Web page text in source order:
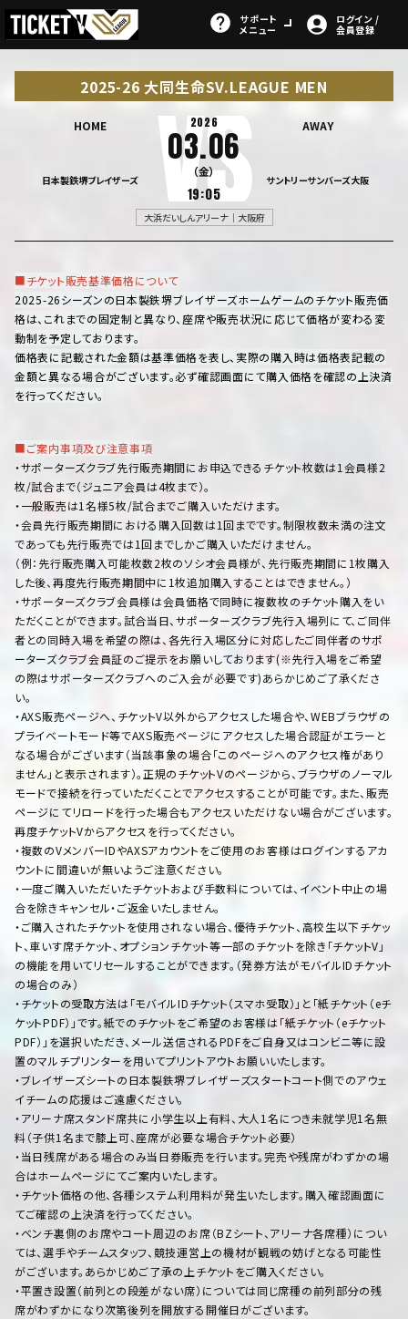
サポート
メニュー
ログイン /
会員登録
2025-26 大同生命SV.LEAGUE MEN
HOME
日本製鉄堺ブレイザーズ
2026
03.06
（金）
19:05
AWAY
サントリーサンバーズ大阪
大浜だいしんアリーナ｜大阪府
■チケット販売基準価格について
2025-26シーズンの日本製鉄堺ブレイザーズホームゲームのチケット販売価
格は、これまでの固定制と異なり、座席や販売状況に応じて価格が変わる変
動制を予定しております。
価格表に記載された金額は基準価格を表し、実際の購入時は価格表記載の
金額と異なる場合がございます。必ず確認画面にて購入価格を確認の上決済
を行ってください。
■ご案内事項及び注意事項
・サポーターズクラブ先行販売期間にお申込できるチケット枚数は1会員様2
枚/試合まで（ジュニア会員は4枚まで）。
・一般販売は1名様5枚/試合までご購入いただけます。
・会員先行販売期間における購入回数は1回までです。制限枚数未満の注文
であっても先行販売では1回までしかご購入いただけません。
（例：先行販売購入可能枚数2枚のソシオ会員様が、先行販売期間に1枚購入
した後、再度先行販売期間中に1枚追加購入することはできません。）
・サポーターズクラブ会員様は会員価格で同時に複数枚のチケット購入をい
ただくことができます。試合当日、サポーターズクラブ先行入場列にて、ご同伴
者との同時入場を希望の際は、各先行入場区分に対応したご同伴者のサポ
ーターズクラブ会員証のご提示をお願いしております(※先行入場をご希望
の際はサポーターズクラブへのご入会が必要です)あらかじめご了承くださ
い。
・AXS販売ページへ、チケットV以外からアクセスした場合や、WEBブラウザの
プライベートモード等でAXS販売ページにアクセスした場合認証がエラーと
なる場合がございます（当該事象の場合「このページへのアクセス権があり
ません」と表示されます）。正規のチケットVのページから、ブラウザのノーマル
モードで接続を行っていただくことでアクセスすることが可能です。また、販売
ページにてリロードを行った場合もアクセスいただけない場合がございます。
再度チケットVからアクセスを行ってください。
・複数のVメンバーIDやAXSアカウントをご使用のお客様はログインするアカ
ウントに間違いが無いようご注意ください。
・一度ご購入いただいたチケットおよび手数料については、イベント中止の場
合を除きキャンセル・ご返金いたしません。
・ご購入されたチケットを使用されない場合、優待チケット、高校生以下チケッ
ト、車いす席チケット、オプションチケット等一部のチケットを除き「チケットV」
の機能を用いてリセールすることができます。（発券方法がモバイルIDチケット
の場合のみ）
・チケットの受取方法は「モバイルIDチケット（スマホ受取）」と「紙チケット（eチ
ケットPDF）」です。紙でのチケットをご希望のお客様は「紙チケット（eチケット
PDF）」を選択いただき、メール送信されるPDFをご自身又はコンビニ等に設
置のマルチプリンターを用いてプリントアウトお願いいたします。
・ブレイザーズシートの日本製鉄堺ブレイザーズスタートコート側でのアウェ
イチームの応援はご遠慮ください。
・アリーナ席スタンド席共に小学生以上有料、大人1名につき未就学児1名無
料（子供1名まで膝上可、座席が必要な場合チケット必要）
・当日残席がある場合のみ当日券販売を行います。完売や残席がわずかの場
合はホームページにてご案内いたします。
・チケット価格の他、各種システム利用料が発生いたします。購入確認画面に
てご確認の上決済を行ってください。
・ベンチ裏側のお席やコート周辺のお席（BZシート、アリーナ各席種）につい
ては、選手やチームスタッフ、競技運営上の機材が観戦の妨げとなる可能性
がございます。あらかじめご了承の上チケットをご購入ください。
・平置き設置（前列との段差がない席）については同じ席種の前列部分の残
席がわずかになり次第後列を開放する開催日がございます。